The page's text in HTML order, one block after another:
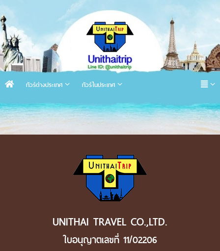
ทัวร์ต่างประเทศ ทัวร์ในประเทศ
UNITHAI TRAVEL CO.,LTD.
ใบอนุญาตเลขที่ 11/02206